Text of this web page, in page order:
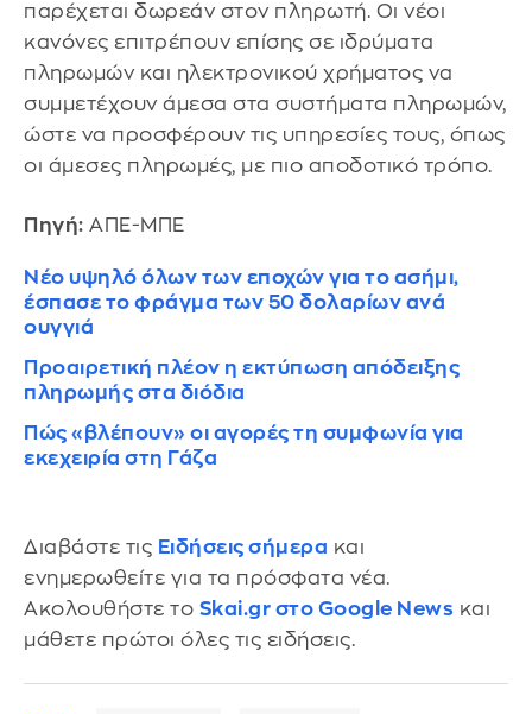
παρέχεται δωρεάν στον πληρωτή. Οι νέοι
κανόνες επιτρέπουν επίσης σε ιδρύματα
πληρωμών και ηλεκτρονικού χρήματος να
συμμετέχουν άμεσα στα συστήματα πληρωμών,
ώστε να προσφέρουν τις υπηρεσίες τους, όπως
οι άμεσες πληρωμές, με πιο αποδοτικό τρόπο.
Πηγή: ΑΠΕ-ΜΠΕ
Νέο υψηλό όλων των εποχών για το ασήμι,
έσπασε το φράγμα των 50 δολαρίων ανά
ουγγιά
Προαιρετική πλέον η εκτύπωση απόδειξης
πληρωμής στα διόδια
Πώς «βλέπουν» οι αγορές τη συμφωνία για
εκεχειρία στη Γάζα
Διαβάστε τις Ειδήσεις σήμερα και
ενημερωθείτε για τα πρόσφατα νέα.
Ακολουθήστε το Skai.gr στο Google News και
μάθετε πρώτοι όλες τις ειδήσεις.